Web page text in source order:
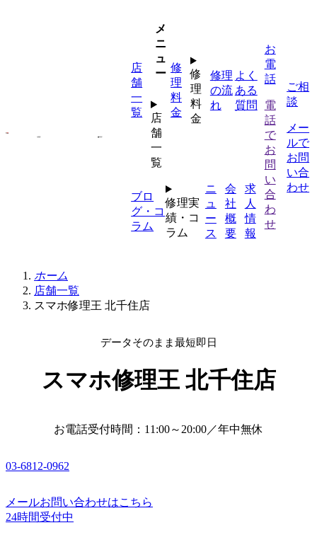
店
舗
一
覧
メ
ニ
ュ
ー
店
舗
一
覧
修
理
料
金
修
理
料
金
修理
の流
れ
よく
ある
質問
ブロ
グ・コ
ラム
修理実
績・コ
ラム
ニ
ュ
ー
ス
会
社
概
要
求
人
情
報
お
電
話
電
話
で
お
問
い
合
わ
せ
ご相
談
メー
ルで
お問
い合
わせ
ホーム
店舗一覧
スマホ修理王 北千住店
データそのまま最短即日
スマホ修理王 北千住店
お電話受付時間：11:00～20:00／年中無休
03-6812-0962
メールお問い合わせはこちら
24時間受付中